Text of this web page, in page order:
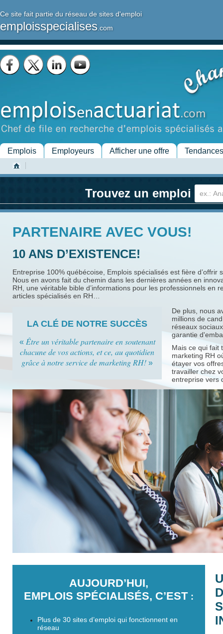
Ce site fait partie du réseau de sites d'emploi
emploisspecialises .com
Emplois Employeurs Afficher une offre Tendances
Trouvez un emploi
PARTENAIRE AVEC VOUS!
10 ANS D’EXISTENCE!
Entreprise 100% québécoise, Emplois spécialisés est fière
Nous en avons fait du chemin dans les dernières années en
RH, une véritable bible d’informations pour les professionnels en
articles spécialisés en RH…
LA CLÉ DE NOTRE SUCCÈS
« Être un véritable partenaire en soutenant
chacune de vos actions, et ce, au quotidien
grâce à notre service de marketing RH! »
De plus, nous
millions de
réseaux
garantie
Mais ce qui fait
marketing RH
étayer vos
travailler chez
entreprise vers
AUJOURD’HUI,
EMPLOIS SPÉCIALISÉS, C’EST :
Plus de 30 sites d’emploi qui fonctionnent en
réseau